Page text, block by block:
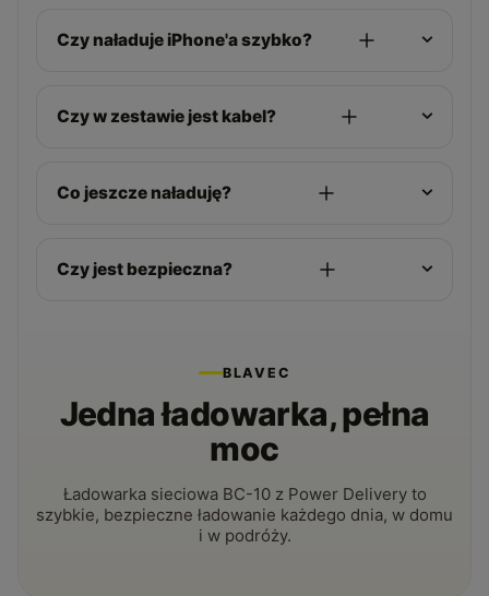
Czy naładuje iPhone'a szybko?
Czy w zestawie jest kabel?
Co jeszcze naładuję?
Czy jest bezpieczna?
BLAVEC
Jedna ładowarka, pełna
moc
Ładowarka sieciowa BC-10 z Power Delivery to
szybkie, bezpieczne ładowanie każdego dnia, w domu
i w podróży.